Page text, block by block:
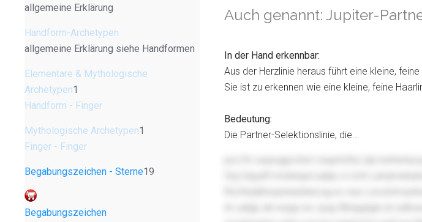
Auch genannt: Jupiter-
In der Hand erkennbar:
Aus der Herzlinie heraus führt eine kleine,
Sie ist zu erkennen wie eine kleine, feine
Bedeutung:
Die Partner-Selektionslinie, die...
allgemeine Erklärung
Handform-Archetypen
allgemeine Erklärung siehe Handformen
Elementare & Mythologische
Archetypen1
Handform - Finger
Mythologische Archetypen1
Finger - Finger
Begabungszeichen - Sterne19
Begabungszeichen